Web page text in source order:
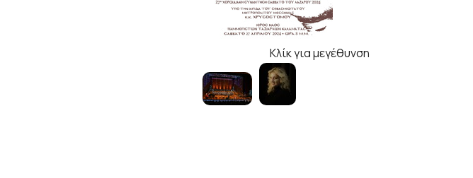
Κλίκ για μεγέθυνση